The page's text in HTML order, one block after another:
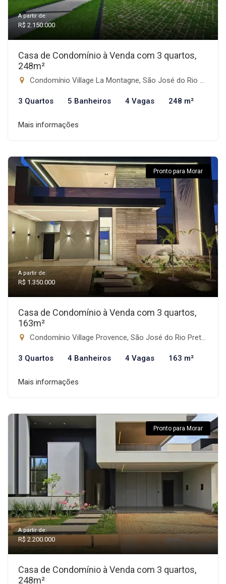
A partir de:
R$ 2.150.000
Casa de Condomínio à Venda com 3 quartos,
248m²
Condomínio Village La Montagne, São José do Rio Preto-SP
3 Quartos 5 Banheiros 4 Vagas 248 m²
Mais informações
Pronto para Morar
A partir de:
R$ 1.350.000
Casa de Condomínio à Venda com 3 quartos,
163m²
Condomínio Village Provence, São José do Rio Preto-SP
3 Quartos 4 Banheiros 4 Vagas 163 m²
Mais informações
Pronto para Morar
A partir de:
R$ 2.200.000
Casa de Condomínio à Venda com 3 quartos,
248m²